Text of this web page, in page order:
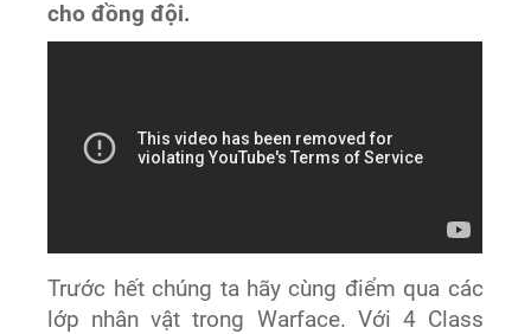
cho đồng đội.
Trước hết chúng ta hãy cùng điểm qua các
lớp nhân vật trong Warface. Với 4 Class